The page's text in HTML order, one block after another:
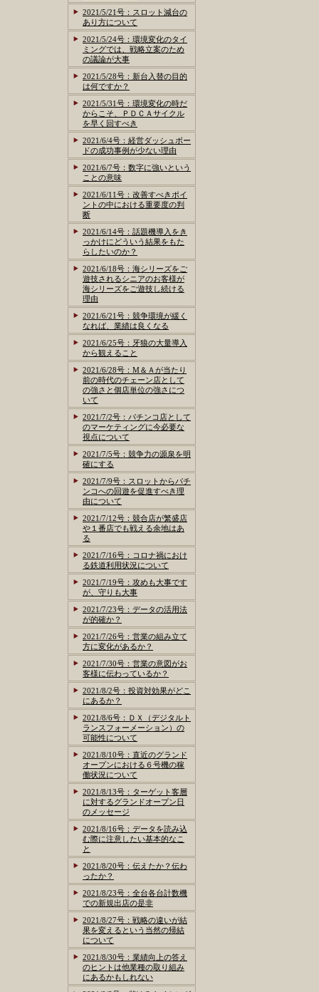
2021/5/21号：スロット減台の
あり方について
2021/5/24号：環境変化のタイ
ミングでは、戦略立案のため
の議論が大事
2021/5/28号：新台入替の目的
は何ですか？
2021/5/31号：環境変化の時だ
からこそ、ＰＤＣＡサイクル
を早く回すべき
2021/6/4号：経営ダッシュボー
ドの成功事例が少ない理由
2021/6/7号：数字に強いという
ことの意味
2021/6/11号：改善すべきポイ
ントの中における重要度の判
断
2021/6/14号：話題機導入をき
っかけにどういう結果をもた
らしたいのか？
2021/6/18号：海シリーズをご
遊技されるシニアのお客様が
海シリーズをご遊技し続ける
理由
2021/6/21号：競争環境が緩く
なれば、業績は良くなる
2021/6/25号：牙狼の大量導入
から観えること
2021/6/28号：M＆Ａが当たり
前の時代のチェーン店として
の強さと個店単位の強さにつ
いて
2021/7/2号：パチンコ店として
のマーケティングに今必要な
視点について
2021/7/5号：競争力の源泉を明
確にする
2021/7/9号：スロットからパチ
ンコへの回遊を促進すべき理
由について
2021/7/12号：競合店が繁盛店
や１番店でも戦える余地はあ
る
2021/7/16号：コロナ禍におけ
る鉄道利用状況について
2021/7/19号：攻めも大事です
が、守りも大事
2021/7/23号：データの活用法
が的確か？
2021/7/26号：営業の組み立て
方に変化があるか？
2021/7/30号：営業の意図がお
客様に伝わっているか？
2021/8/2号：投資対効果がどこ
にあるか？
2021/8/6号：ＤＸ（デジタルト
ランスフォーメーション）の
可能性について
2021/8/10号：直近のグランド
オープンにおける６号機の稼
働状況について
2021/8/13号：ターゲット客層
に対するグランドオープン日
のメッセージ
2021/8/16号：データを読み込
む際に注意したい基本的なこ
と
2021/8/20号：伝えたか？伝わ
ったか？
2021/8/23号：全台各台計数機
での新規出店の是非
2021/8/27号：戦略の違いが結
果を変えるという当然の帰結
について
2021/8/30号：業績向上の答え
のヒントは他業種の取り組み
にあるかもしれない